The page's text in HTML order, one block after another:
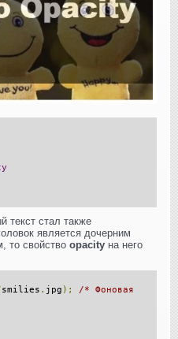
текст стал также
является дочерним
то свойство opacity на него
smilies . jpg );
/* Фоновая